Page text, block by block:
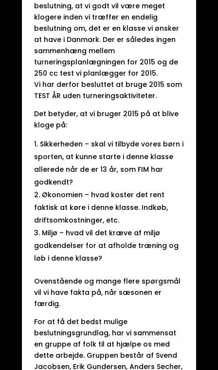
beslutning, at vi godt vil være meget
klogere inden vi træffer en endelig
beslutning om, det er en klasse vi ønsker
at have i Danmark. Der er således ingen
sammenhæng mellem
turneringsplanlægningen for 2015 og de
250 cc test vi planlægger for 2015.
Vi har derfor besluttet at bruge 2015 som
TEST ÅR uden turneringsaktiviteter.
Det betyder, at vi bruger 2015 på at blive
kloge på:
Sikkerheden – skal vi tilbyde vores børn i
sporten, at kunne starte i denne klasse
allerede når de er 13 år, som FIM har
godkendt?
Økonomien – hvad koster det rent
faktisk at køre i denne klasse. Indkøb,
driftsomkostninger, etc.
Miljø – hvad vil det kræve af miljø
godkendelser for at afholde træning og
løb i denne klasse?
Ovenstående og mange flere spørgsmål
vil vi have fakta på, når sæsonen er
færdig.
For at få det bedst mulige
beslutningsgrundlag, har vi sammensat
en gruppe af folk til at hjælpe os med
dette arbejde. Gruppen består af Svend
Jacobsen, Erik Gundersen, Anders Secher,